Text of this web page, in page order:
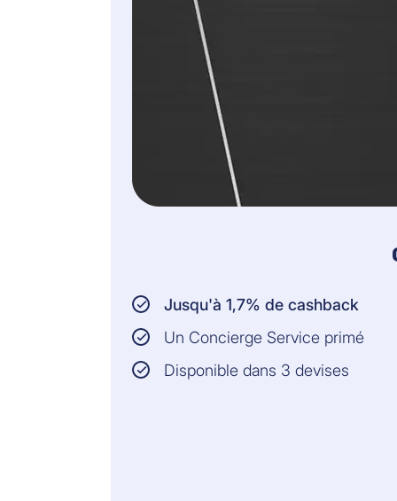
Jusqu'à 1,7% de cashback
Un Concierge Service primé
Disponible dans 3 devises